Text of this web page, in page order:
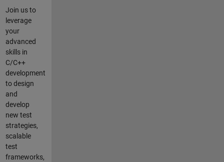
Join us to
leverage
your
advanced
skills in
C/C++
development
to design
and
develop
new test
strategies,
scalable
test
frameworks,